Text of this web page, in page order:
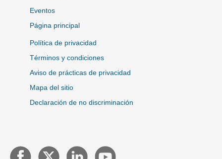
Eventos
Página principal
Política de privacidad
Términos y condiciones
Aviso de prácticas de privacidad
Mapa del sitio
Declaración de no discriminación